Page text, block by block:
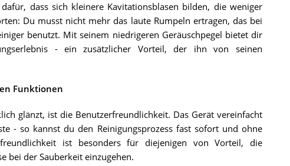
dass sich kleinere Kavitationsblasen bilden, die weniger
Du musst nicht mehr das laute Rumpeln ertragen, das bei
benutzt. Mit seinem niedrigeren Geräuschpegel bietet dir
- ein zusätzlicher Vorteil, der ihn von seinen
Funktionen
glänzt, ist die Benutzerfreundlichkeit. Das Gerät vereinfacht
- so kannst du den Reinigungsprozess fast sofort und ohne
ist besonders für diejenigen von Vorteil, die
bei der Sauberkeit einzugehen.